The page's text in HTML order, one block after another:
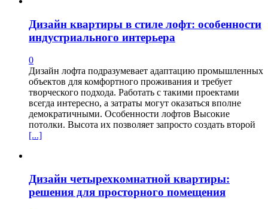
Дизайн квартиры в стиле лофт: особенности
индустриального интерьера
0
Дизайн лофта подразумевает адаптацию промышленных
объектов для комфортного проживания и требует
творческого подхода. Работать с такими проектами
всегда интересно, а затраты могут оказаться вполне
демократичными. Особенности лофтов Высокие
потолки. Высота их позволяет запросто создать второй
[...]
Дизайн четырехкомнатной квартиры:
решения для просторного помещения